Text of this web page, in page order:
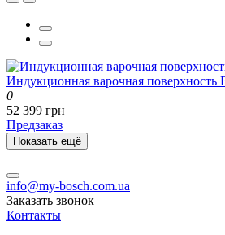
Индукционная варочная поверхность
0
52 399 грн
Предзаказ
Показать ещё
info@my-bosch.com.ua
Заказать звонок
Контакты